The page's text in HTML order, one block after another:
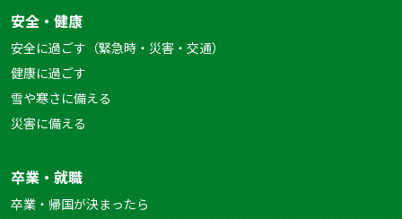
安全・健康
安全に過ごす（緊急時・災害・交通）
健康に過ごす
雪や寒さに備える
災害に備える
卒業・就職
卒業・帰国が決まったら